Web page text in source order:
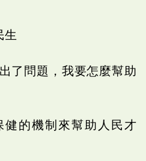
生
了問題，我要怎麼幫助
健的機制來幫助人民才